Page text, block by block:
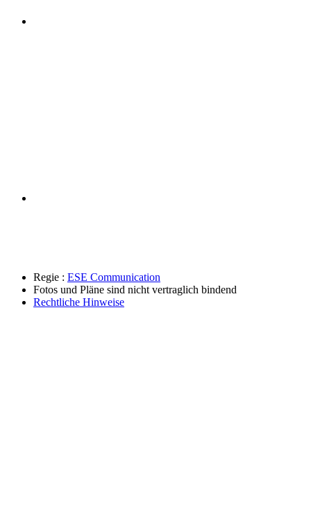
Regie : ESE Communication
Fotos und Pläne sind nicht vertraglich bindend
Rechtliche Hinweise